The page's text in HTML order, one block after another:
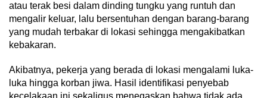
atau terak besi dalam dinding tungku yang runtuh dan
mengalir keluar, lalu bersentuhan dengan barang-barang
yang mudah terbakar di lokasi sehingga mengakibatkan
kebakaran.
Akibatnya, pekerja yang berada di lokasi mengalami luka-
luka hingga korban jiwa. Hasil identifikasi penyebab
kecelakaan ini sekaligus menegaskan bahwa tidak ada